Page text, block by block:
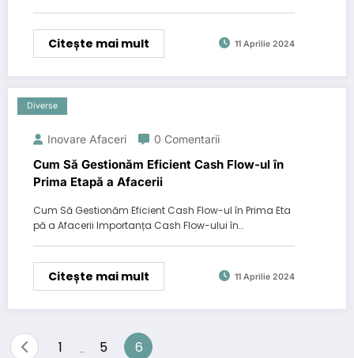
Citește mai mult 11 Aprilie 2024
Diverse
Inovare Afaceri 0 Comentarii
Cum Să Gestionăm Eficient Cash Flow-ul în
Prima Etapă a Afacerii
Cum Să Gestionăm Eficient Cash Flow-ul în Prima Eta
pă a Afacerii Importanța Cash Flow-ului în…
Citește mai mult 11 Aprilie 2024
Paginație
1 5 6